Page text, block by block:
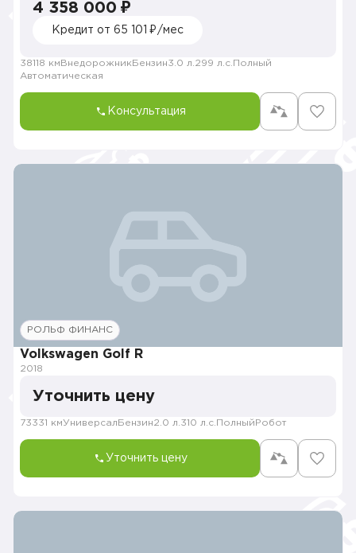
4 358 000 ₽
Кредит от 65 101 ₽/мес
38118 км ВнедорожникБензин3.0 л.299 л.с. Полный
Автоматическая
Консультация
РОЛЬФ ФИНАНС
Volkswagen Golf R
2018
Уточнить цену
73331 кмУниверсал Бензин2.0 л. 310 л.с. Полный Робот
Уточнить цену